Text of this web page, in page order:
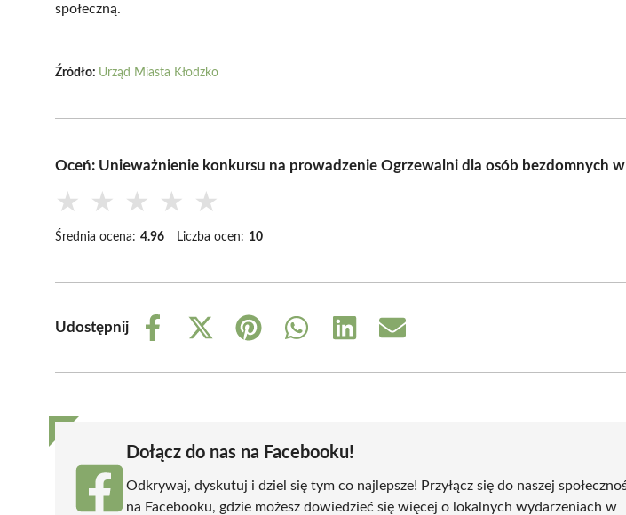
społeczną.
Źródło: Urząd Miasta Kłodzko
Oceń: Unieważnienie konkursu na prowadzenie Ogrzewalni dla osób bezdomnych w
★ ★ ★ ★ ★
Średnia ocena: 4.96 Liczba ocen: 10
Udostępnij
Share
Share
(Twitter)
Share
Share
Share
Share
Dołącz do nas na Facebooku!
Odkrywaj, dyskutuj i dziel się tym co najlepsze! Przyłącz się do naszej
na Facebooku, gdzie możesz dowiedzieć się więcej o lokalnych wydarzeniach w